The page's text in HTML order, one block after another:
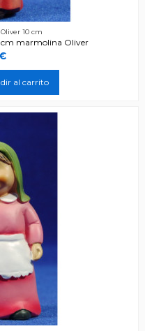
10 cm
cm marmolina Oliver
al carrito